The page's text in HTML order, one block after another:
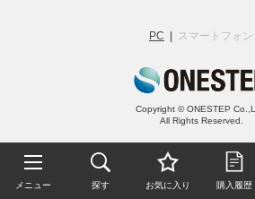
メニュー 探す お気に入り 購入履歴
PC スマートフォン
Copyright © ONESTEP
All Rights Reserved.